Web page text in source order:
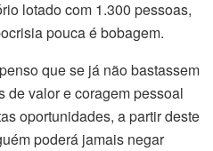
lotado com 1.300 pessoas,
pouca é bobagem.
que se já não bastassem
de valor e coragem pessoal
oportunidades, a partir deste
poderá jamais negar